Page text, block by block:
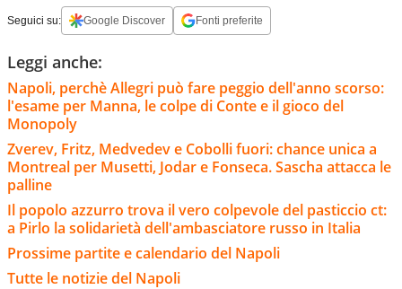
Seguici su: Google Discover Fonti preferite
Leggi anche:
Napoli, perchè Allegri può fare peggio dell'anno scorso:
l'esame per Manna, le colpe di Conte e il gioco del
Monopoly
Zverev, Fritz, Medvedev e Cobolli fuori: chance unica a
Montreal per Musetti, Jodar e Fonseca. Sascha attacca le
palline
Il popolo azzurro trova il vero colpevole del pasticcio ct:
a Pirlo la solidarietà dell'ambasciatore russo in Italia
Prossime partite e calendario del Napoli
Tutte le notizie del Napoli